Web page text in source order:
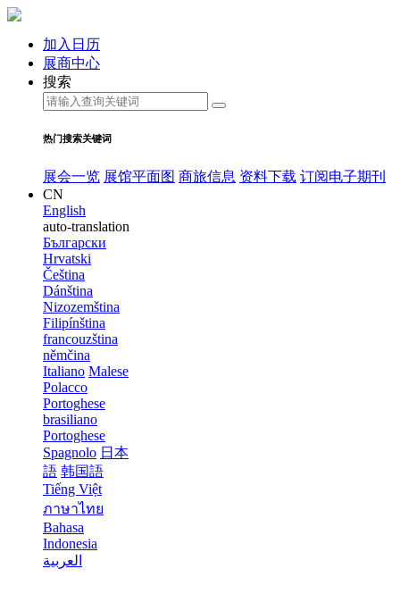
加入日历
展商中心
搜索
热门搜索关键词
展会一览 展馆平面图 商旅信息 资料下载 订阅电子期刊
CN
English
auto-translation
Български
Hrvatski
Čeština
Dánština
Nizozemština
Filipínština
francouzština
němčina
Italiano Malese
Polacco
Portoghese
brasiliano
Portoghese
Spagnolo 日本
語 韩国語
Tiếng Việt
ภาษาไทย
Bahasa
Indonesia
العربية